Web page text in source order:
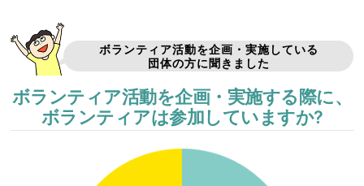
ボランティア活動を企画・実施している
団体の方に聞きました
ボランティア活動を企画・実施する際に、
ボランティアは参加していますか?